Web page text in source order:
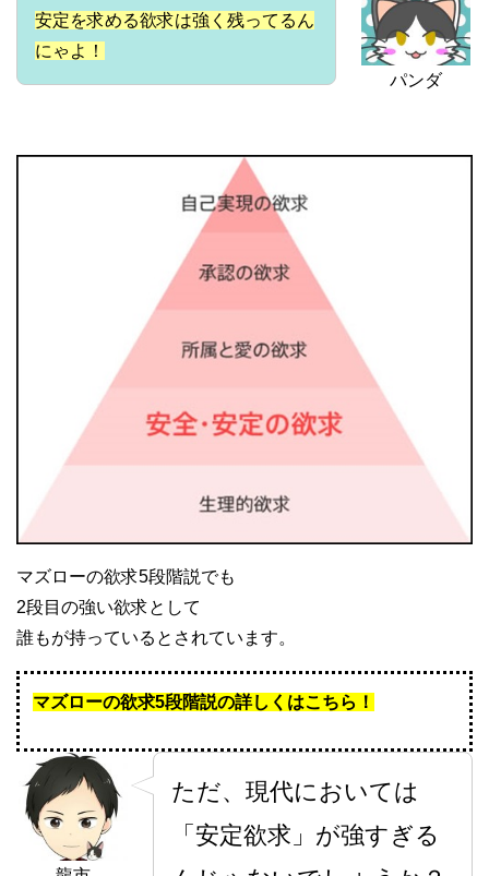
パンダ
安定を求める欲求は強く残ってるん
にゃよ！
マズローの欲求5段階説でも
2段目の強い欲求として
誰もが持っているとされています。
マズローの欲求5段階説の詳しくはこちら！
ただ、現代においては
「安定欲求」が強すぎる